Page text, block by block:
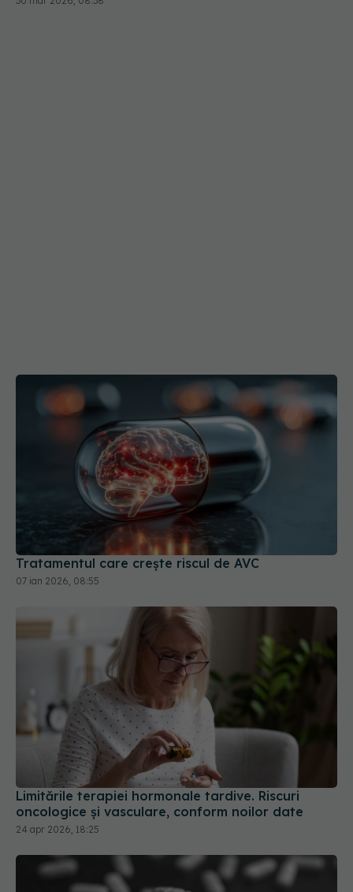
Tratamentul care crește riscul de AVC
07 ian 2026, 08:55
Limitările terapiei hormonale tardive. Riscuri
oncologice și vasculare, conform noilor date
24 apr 2026, 18:25